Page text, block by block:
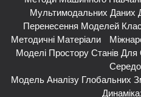
Мультимодальних Даних
Перенесення Моделей
Методичні Матеріали
Моделі Простору Станів
Модель Аналізу Глобальних